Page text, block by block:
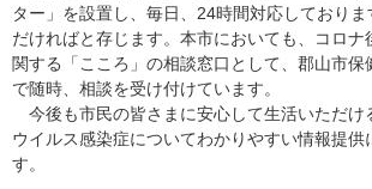
ター」を設置し、毎日、24時間対応しており
だければと存じます。本市においても、コロナ
関する「こころ」の相談窓口として、郡山市保
で随時、相談を受け付けています。
今後も市民の皆さまに安心して生活いただけ
ウイルス感染症についてわかりやすい情報提供
す。